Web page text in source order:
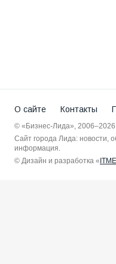
О сайте Контакты
© «Бизнес-Лида», 2006–2026
Сайт города Лида: новости,
информация.
© Дизайн и разработка «